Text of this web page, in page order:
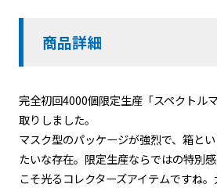
商品詳細
完全初回4000個限定生産「スペクトル
取りしました。
マスク型のパッケージが強烈で、箱と
たいな存在。限定生産ならではの特別
こそ光るコレクターズアイテムですね